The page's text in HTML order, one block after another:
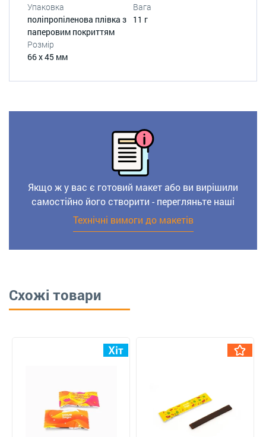
Упаковка
поліпропіленова плівка з
паперовим покриттям
Вага
11 г
Розмір
66 х 45 мм
Якщо ж у вас є готовий макет або ви вирішили
самостійно його створити - перегляньте наші
Технічні вимоги до макетів
Схожі товари